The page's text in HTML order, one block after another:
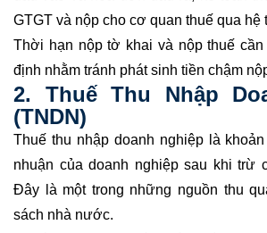
GTGT và nộp cho cơ quan thuế qua hệ
Thời hạn nộp tờ khai và nộp thuế cần
định nhằm tránh phát sinh tiền chậm
2. Thuế Thu Nhập
(TNDN)
Thuế thu nhập doanh nghiệp là
nhuận của doanh nghiệp sau khi trừ
Đây là một trong những nguồn thu
sách nhà nước.